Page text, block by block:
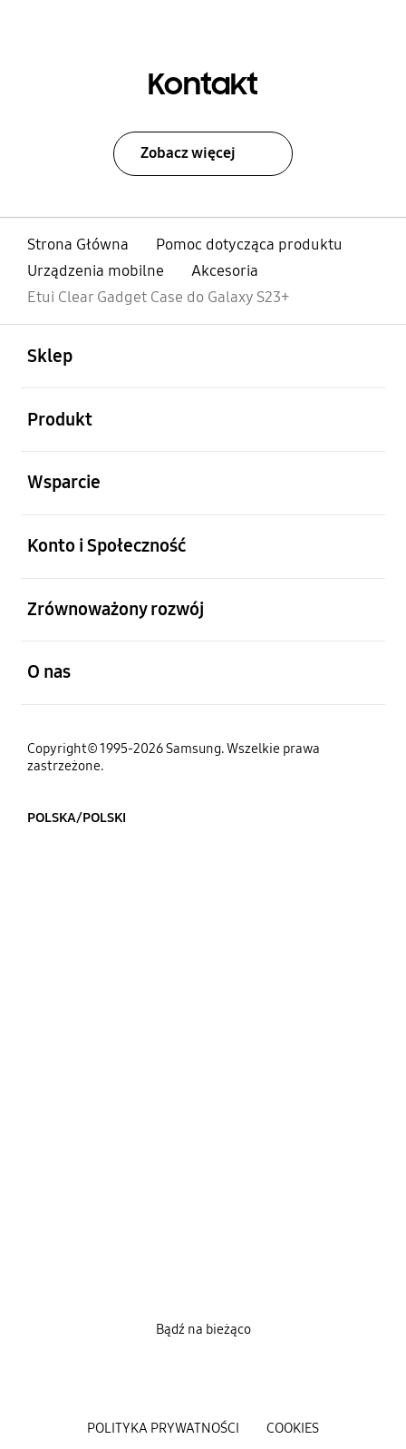
Kontakt
Zobacz więcej
Strona Główna
Pomoc dotycząca produktu
Urządzenia mobilne
Akcesoria
Etui Clear Gadget Case do Galaxy S23+
Sklep
Produkt
Wsparcie
Konto i Społeczność
Zrównoważony rozwój
O nas
Copyright© 1995-2026 Samsung. Wszelkie prawa
zastrzeżone.
POLSKA/POLSKI
POLITYKA PRYWATNOŚCI COOKIES
Bądź na bieżąco